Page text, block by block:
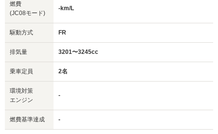
燃費
(JC08モード)
-km/L
駆動方式 FR
排気量 3201〜3245cc
乗車定員 2名
環境対策
エンジン
-
燃費基準達成 -